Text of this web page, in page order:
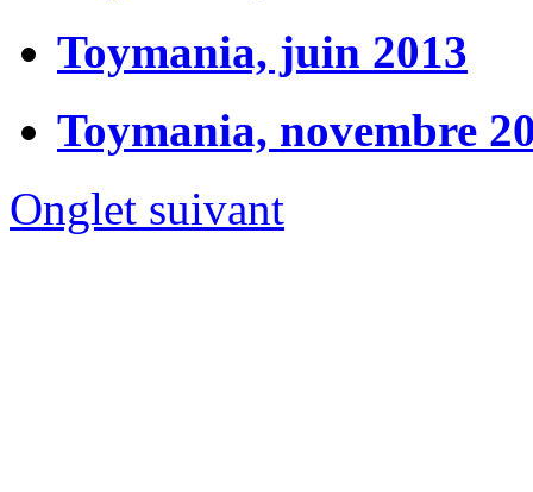
Toymania, juin 2013
Toymania, novembre
Onglet suivant